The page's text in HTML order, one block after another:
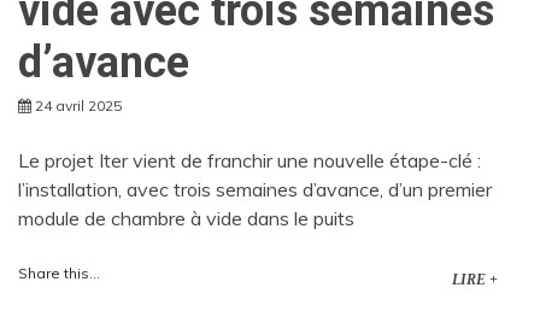
vide avec trois semaines
d’avance
24 avril 2025
Le projet Iter vient de franchir une nouvelle étape-clé :
l’installation, avec trois semaines d’avance, d’un premier
module de chambre à vide dans le puits
Share this... LIRE +